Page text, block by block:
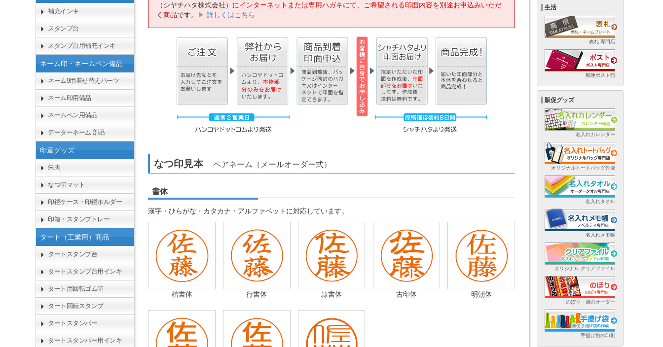
（シヤチハタ株式会社）にインターネットまたは専用ハガキにて、ご希望される印面内容を別途お申込みいただ
く商品です。 ▶ 詳しくはこちら
なつ印見本 ペアネーム（メールオーダー式）
書体
漢字・ひらがな・カタカナ・アルファベットに対応しています。
楷書体 行書体 隷書体 古印体 明朝体
補充インキ
スタンプ台
スタンプ台用補充インキ
ネーム印・ネームペン備品
ネーム9用着せ替えパーツ
ネーム印用備品
ネームペン用備品
データーネーム 部品
印章グッズ
朱肉
なつ印マット
印鑑ケース・印鑑ホルダー
印箱・スタンプトレー
タート（工業用）商品
タートスタンプ台
タートスタンプ台用インキ
タート用回転ゴム印
タート回転スタンプ
タートスタンパー
タートスタンパー用インキ
生活
表札 専門店
郵便ポスト館
販促グッズ
名入れカレンダー
オリジナルトートバッグ作成
名入れタオル
名入れメモ帳
オリジナル クリアファイル
のぼり・旗のオーダー
手提げ袋の印刷